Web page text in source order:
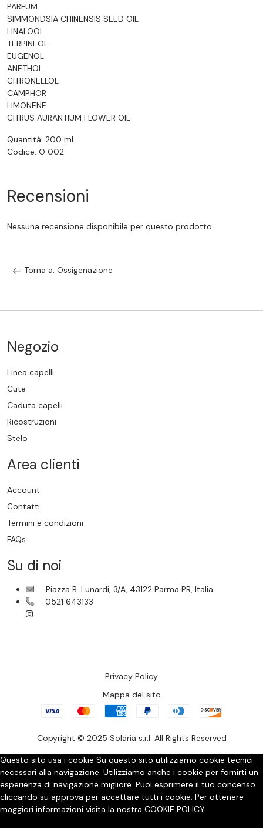
PARFUM
SIMMONDSIA CHINENSIS SEED OIL
LINALOOL
TERPINEOL
EUGENOL
ANETHOL
CITRONELLOL
CAMPHOR
LIMONENE
CITRUS AURANTIUM FLOWER OIL
Quantità: 200 ml
Codice: O 002
Recensioni
Nessuna recensione disponibile per questo prodotto.
Torna a: Ossigenazione
Negozio
Linea capelli
Cute
Caduta capelli
Ricostruzioni
Stelo
Area clienti
Account
Contatti
Termini e condizioni
FAQs
Su di noi
Piazza B. Lunardi, 3/A, 43122 Parma PR, Italia
0521 643133
Copyright © 2025 Solaria s.r.l. All Rights Reserved
Privacy Policy
Mappa del sito
Questo sito usa i cookie Su questo sito utilizziamo cookie tecnici
necessari alla navigazione. Utilizziamo anche i cookie per fornirti un
esperienza di navigazione migliore. Puoi esprimere il tuo concenso
cliccando su approva per accettare tutti i cookie. Per ottenere
maggiori informazioni visita la nostra COOKIE POLICY